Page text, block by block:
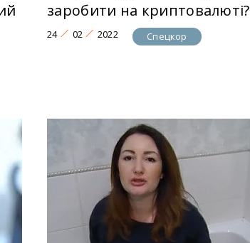
заробити на криптовалюті?
24 02 2022 Спецкор